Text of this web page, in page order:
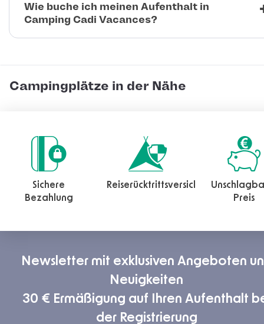
Wie buche ich meinen Aufenthalt in
Camping Cadi Vacances?
Campingplätze in der Nähe
Sichere
Bezahlung
Reiserücktrittsversicherung
Preis
Newsletter mit exklusiven Angeboten
Neuigkeiten
30 € Ermäßigung auf Ihren Aufenthalt
der Registrierung